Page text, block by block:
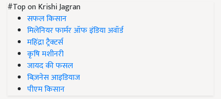
#Top on Krishi Jagran
सफल किसान
मिलेनियर फार्मर ऑफ इंडिया अवॉर्ड
महिंद्रा ट्रैक्टर्स
कृषि मशीनरी
जायद की फसल
बिज़नेस आइडियाज
पीएम किसान